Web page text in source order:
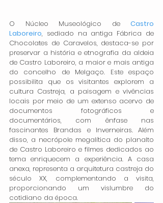
O Núcleo Museológico de Castro
Laboreiro, sediado na antiga Fábrica de
Chocolates de Caravelos, destaca-se por
preservar a história e etnografia da aldeia
de Castro Laboreiro, a maior e mais antiga
do concelho de Melgaço. Este espaço
possibilita que os visitantes explorem a
cultura Castreja, a paisagem e vivências
locais por meio de um extenso acervo de
documentos fotográficos e
documentários, com ênfase nas
fascinantes Brandas e Inverneiras. Além
disso, a necrópole megalítica do planalto
de Castro Laboreiro e filmes dedicados ao
tema enriquecem a experiência. A casa
anexa, representa a arquitetura castreja do
século XX, complementando a visita,
proporcionando um vislumbre do
cotidiano da época.